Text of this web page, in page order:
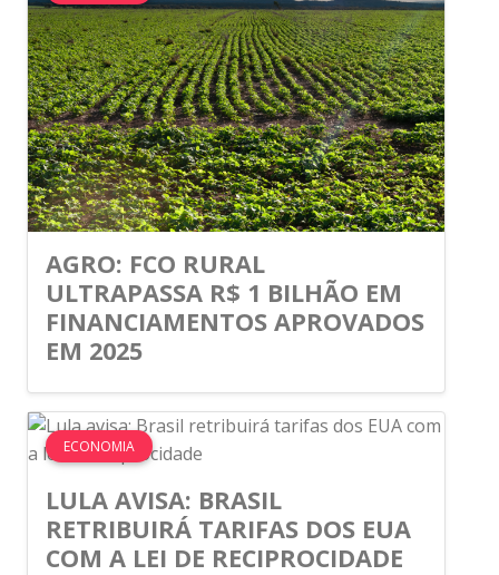
AGRO: FCO RURAL
ULTRAPASSA R$ 1 BILHÃO EM
FINANCIAMENTOS APROVADOS
EM 2025
ECONOMIA
LULA AVISA: BRASIL
RETRIBUIRÁ TARIFAS DOS EUA
COM A LEI DE RECIPROCIDADE